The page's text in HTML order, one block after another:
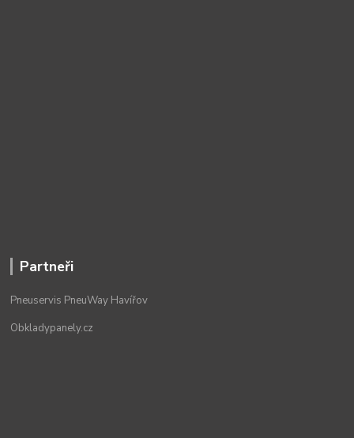
Partneři
Pneuservis PneuWay Havířov
Obkladypanely.cz